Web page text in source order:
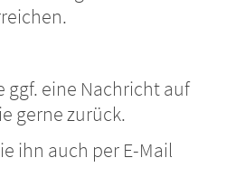
ggf. eine Nachricht auf
gerne zurück.
ihn auch per E-Mail